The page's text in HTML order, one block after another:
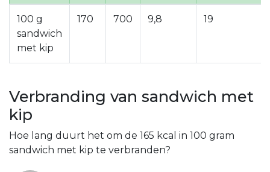
100 g
sandwich
met kip
170 700 9,8 19
Verbranding van sandwich met
kip
Hoe lang duurt het om de 165 kcal in 100 gram
sandwich met kip te verbranden?